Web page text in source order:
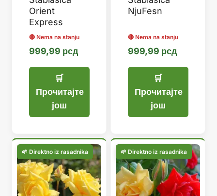
Orient
Express
999,99 рсд
Прочитајте
још
NjuFesn
999,99 рсд
Прочитајте
још